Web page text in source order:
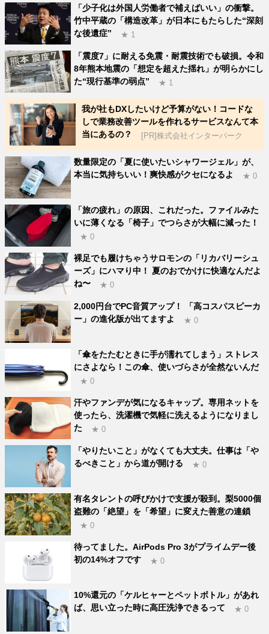
「少子化は外国人労働者で補えばいい」の衝撃。
竹中平蔵の「構造改革」が日本にもたらした“深刻
な後遺症”
★ 1
「震度7」に耐える免震・耐震技術でも破損。令和
8年熊本地震の「想定を超えた揺れ」が明らかにし
た“現行基準の弱点”
★ 1
我が社もDXしたいけど予算がない！コードな
しで業務改善ツールを作れるサービスなんて本
当にあるの？
[PR]株式会社インターパーク
数量限定の「夏に使いたいシャワージェル」が、
本当に気持ちいい！爽快感がクセになるよ
★ 0
「旅の疲れ」の原因、これだった。ファイルみた
いに薄くなる「椅子」でつらさが大幅に減った！
★ 0
裸足でも履けちゃうサロモンの「リカバリーシュ
ーズ」にハマり中！ 夏のおでかけに快適なんだよ
ね〜
★ 0
2,000円台でPC音質アップ！ 「高コスパスピーカ
ー」の進化版が出てますよ
★ 0
「傘をたたむときに手が濡れてしまう」ストレス
にさよなら！この傘、使いづらさが全然ないんだ
★ 0
汗やファンデが気になるキャップ。専用ネットを
使ったら、洗濯機で気軽に洗えるようになりまし
た
★ 0
「やりたいこと」がなくても大丈夫。仕事は「や
るべきこと」から道が開ける
★ 0
有名タレントの呼びかけで支援が殺到。梨5000個
盗難の「絶望」を「希望」に変えた善意の連鎖
★ 0
待ってました。AirPods Pro 3がプライムデー後
初の14%オフです
★ 0
10%還元の「ケルヒャーとペットボトル」があれ
ば、思い立った時に高圧洗浄できるって
★ 0